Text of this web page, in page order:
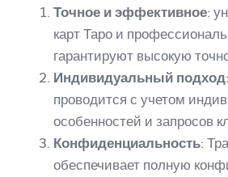
Точное и эффективное:
карт Таро и
гарантируют высокую
Индивидуальный подход
проводится с учетом
особенностей и запросов
Конфиденциальность:
обеспечивает полную